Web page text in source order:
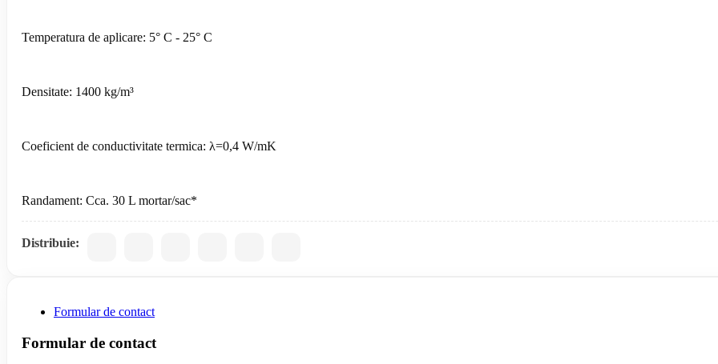
Temperatura de aplicare: 5° C - 25° C
Densitate: 1400 kg/m³
Coeficient de conductivitate termica: λ=0,4 W/mK
Randament: Cca. 30 L mortar/sac*
Distribuie:
Formular de contact
Formular de contact